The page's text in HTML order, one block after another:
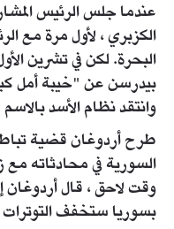
عندما جلس الرئيس
الكزبري ، لأول مرة مع
البحرة. لكن في تشرين
بيدرسن عن "خيبة أمل
وانتقد نظام الأسد
طرح أردوغان قضية
السورية في محادثاته مع
وقت لاحق ، قال أردوغان
بسوريا ستخفف التوترات